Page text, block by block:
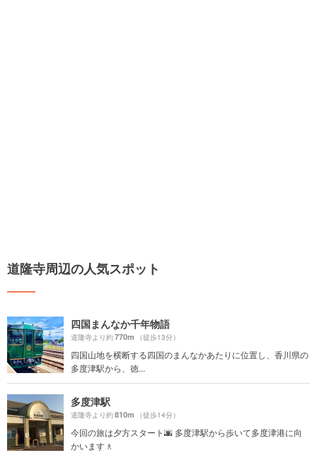
道隆寺周辺の人気スポット
四国まんなか千年物語
道隆寺より約770m （徒歩13分）
四国山地を横断する四国のまんなかあたりに位置し、香川県の
多度津駅から、徳...
多度津駅
道隆寺より約810m （徒歩14分）
今回の旅は夕方スタート🌆 多度津駅から歩いて多度津港に向
かいます🚶